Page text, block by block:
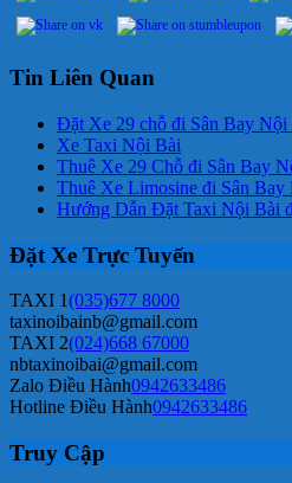
Tin Liên Quan
Đặt Xe 29 chỗ đi Sân Bay Nội
Xe Taxi Nội Bài
Thuê Xe 29 Chỗ đi Sân Bay
Thuê Xe Limosine đi Sân Bay
Hướng Dẫn Đặt Taxi Nội Bài
Đặt Xe Trực Tuyến
TAXI 1(035)677 8000
taxinoibainb@gmail.com
TAXI 2(024)668 67000
nbtaxinoibai@gmail.com
Zalo Điều Hành0942633486
Hotline Điều Hành0942633486
Truy Cập